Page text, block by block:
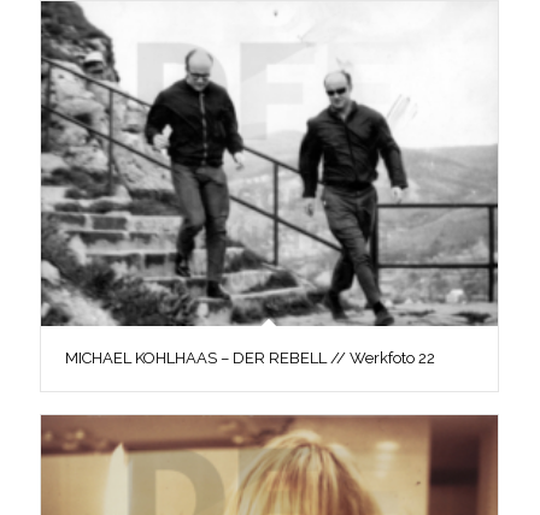
MICHAEL KOHLHAAS – DER REBELL // Werkfoto 22